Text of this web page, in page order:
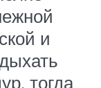
и
тогда